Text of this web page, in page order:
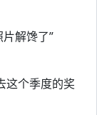
解馋了”
个季度的奖